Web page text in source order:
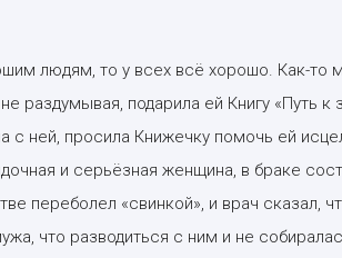
людям, то у всех всё хорошо. Как-то
раздумывая, подарила ей Книгу «Путь к
с ней, просила Книжечку помочь ей
и серьёзная женщина, в браке
переболел «свинкой», и врач сказал,
что разводиться с ним и не